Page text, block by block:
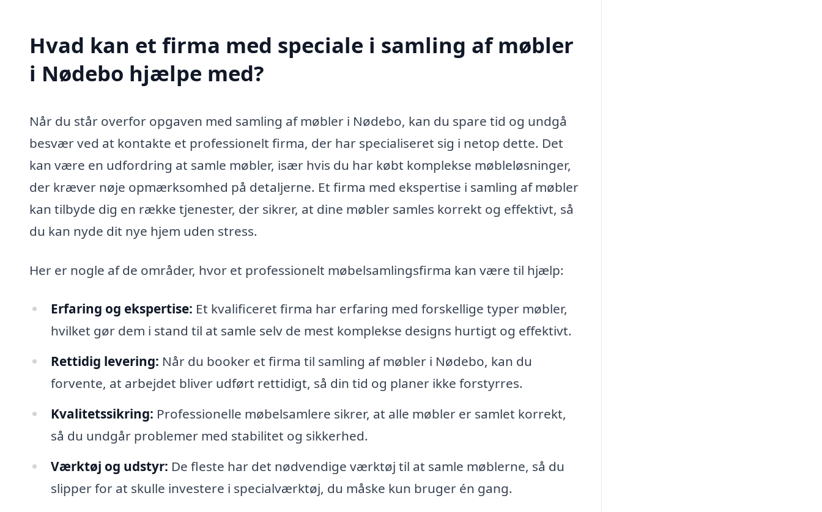
Hvad kan et firma med speciale i samling af møbler
i Nødebo hjælpe med?
Når du står overfor opgaven med samling af møbler i Nødebo, kan du spare tid og undgå
besvær ved at kontakte et professionelt firma, der har specialiseret sig i netop dette. Det
kan være en udfordring at samle møbler, især hvis du har købt komplekse møbleløsninger,
der kræver nøje opmærksomhed på detaljerne. Et firma med ekspertise i samling af møbler
kan tilbyde dig en række tjenester, der sikrer, at dine møbler samles korrekt og effektivt, så
du kan nyde dit nye hjem uden stress.
Her er nogle af de områder, hvor et professionelt møbelsamlingsfirma kan være til hjælp:
Erfaring og ekspertise: Et kvalificeret firma har erfaring med forskellige typer møbler,
hvilket gør dem i stand til at samle selv de mest komplekse designs hurtigt og effektivt.
Rettidig levering: Når du booker et firma til samling af møbler i Nødebo, kan du
forvente, at arbejdet bliver udført rettidigt, så din tid og planer ikke forstyrres.
Kvalitetssikring: Professionelle møbelsamlere sikrer, at alle møbler er samlet korrekt,
så du undgår problemer med stabilitet og sikkerhed.
Værktøj og udstyr: De fleste har det nødvendige værktøj til at samle møblerne, så du
slipper for at skulle investere i specialværktøj, du måske kun bruger én gang.